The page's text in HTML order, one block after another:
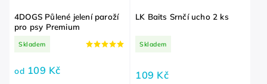
4DOGS Půlené jelení paroží
pro psy Premium
Skladem
od 109 Kč
LK Baits Srnčí ucho 2 ks
Skladem
109 Kč